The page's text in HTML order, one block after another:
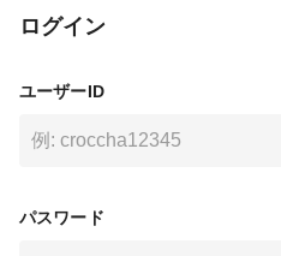
ログイン
ユーザーID
パスワード